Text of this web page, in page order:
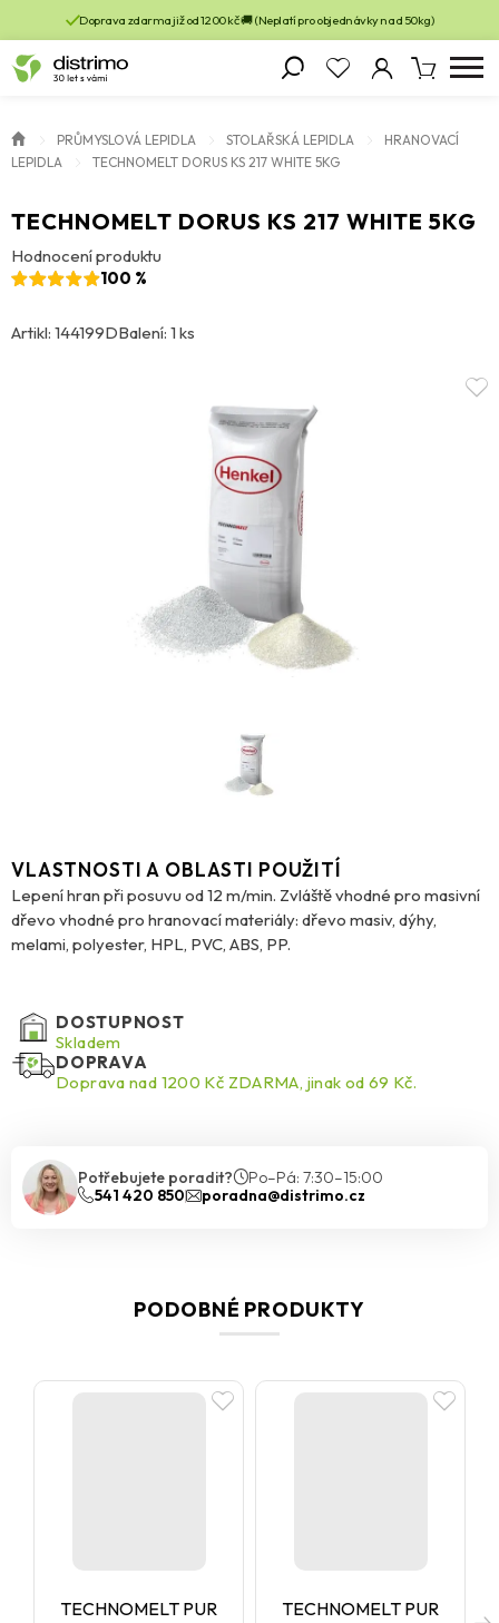
Doprava zdarma již od 1200 kč 🚚 (Neplatí pro objednávky nad 50kg)
PRŮMYSLOVÁ LEPIDLA STOLAŘSKÁ LEPIDLA
HRANOVACÍ
LEPIDLA
TECHNOMELT DORUS KS 217 WHITE 5KG
TECHNOMELT DORUS KS 217 WHITE 5KG
Hodnocení produktu
100 %
Artikl: 144199DBalení: 1 ks
VLASTNOSTI A OBLASTI POUŽITÍ
Lepení hran při posuvu od 12 m/min. Zvláště vhodné pro masivní
dřevo vhodné pro hranovací materiály: dřevo masiv, dýhy,
melami, polyester, HPL, PVC, ABS, PP.
DOSTUPNOST
Skladem
DOPRAVA
Doprava nad 1200 Kč ZDARMA, jinak od 69 Kč.
Potřebujete poradit?
Po–Pá: 7:30–15:00
541 420 850
poradna@distrimo.cz
PODOBNÉ PRODUKTY
TECHNOMELT PUR
TECHNOMELT PUR